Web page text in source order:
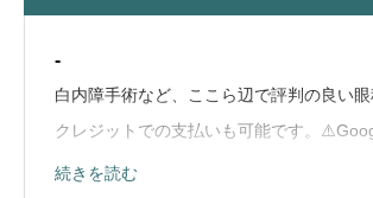
-
白内障手術など、ここら辺で評判の良い眼
クレジットでの支払いも可能です。
内してもらい車で伺いましたが、建物の南
続きを読む